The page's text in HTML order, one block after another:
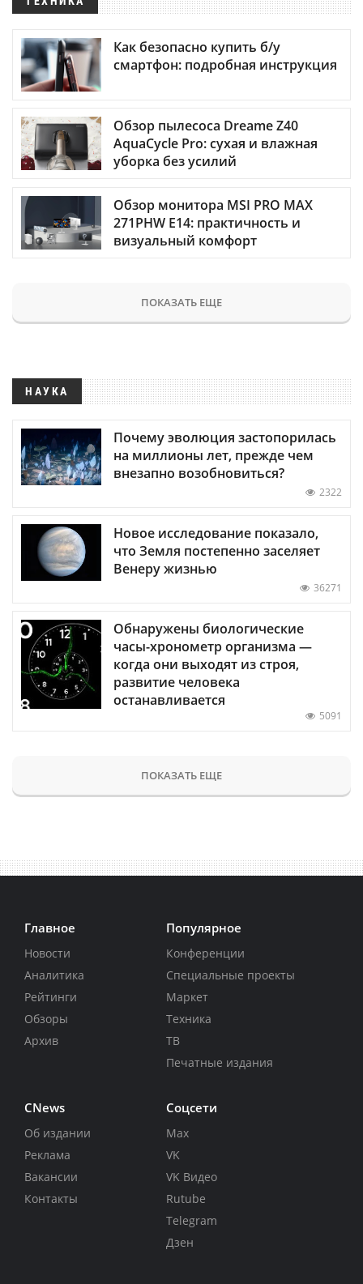
Как безопасно купить б/у
смартфон: подробная инструкция
Обзор пылесоса Dreame Z40
AquaCycle Pro: сухая и влажная
уборка без усилий
Обзор монитора MSI PRO MAX
271PHW E14: практичность и
визуальный комфорт
ПОКАЗАТЬ ЕЩЕ
НАУКА
Почему эволюция застопорилась
на миллионы лет, прежде чем
внезапно возобновиться?
2322
Новое исследование показало,
что Земля постепенно заселяет
Венеру жизнью
36271
Обнаружены биологические
часы-хронометр организма —
когда они выходят из строя,
развитие человека
останавливается
5091
ПОКАЗАТЬ ЕЩЕ
Главное
Новости
Аналитика
Рейтинги
Обзоры
Архив
Популярное
Конференции
Специальные проекты
Маркет
Техника
ТВ
Печатные издания
CNews
Об издании
Реклама
Вакансии
Контакты
Соцсети
Max
VK
VK Видео
Rutube
Telegram
Дзен